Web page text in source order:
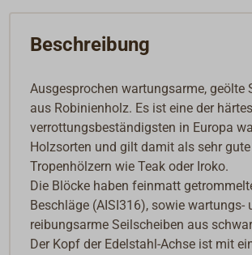
Beschreibung
Ausgesprochen wartungsarme, geölte
aus Robinienholz. Es ist eine der
verrottungsbeständigsten in Europa
Holzsorten und gilt damit als sehr
Tropenhölzern wie Teak oder Iroko.
Die Blöcke haben feinmatt
Beschläge (AISI316), sowie wartungs-
reibungsarme Seilscheiben aus
Der Kopf der Edelstahl-Achse ist mit